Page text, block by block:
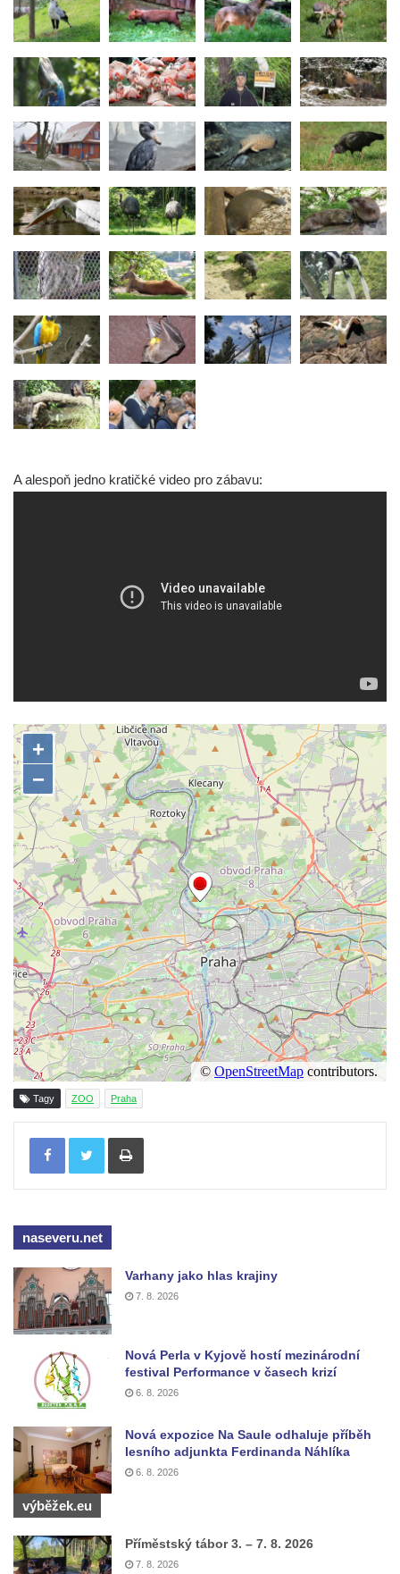
A alespoň jedno kratičké video pro zábavu:
Tagy ZOO Praha
Tisknout
naseveru.net
Varhany jako hlas krajiny
7. 8. 2026
Nová Perla v Kyjově hostí mezinárodní
festival Performance v časech krizí
6. 8. 2026
Nová expozice Na Saule odhaluje příběh
lesního adjunkta Ferdinanda Náhlíka
6. 8. 2026
výběžek.eu
Příměstský tábor 3. – 7. 8. 2026
7. 8. 2026